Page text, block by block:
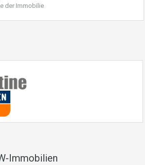
der Immobilie
Immobilien